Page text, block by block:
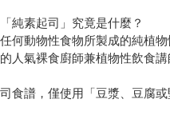
純素起司」究竟是什麼？
何動物性食物所製成的純植物
人氣裸食廚師兼植物性飲食
食譜，僅使用「豆漿、豆腐